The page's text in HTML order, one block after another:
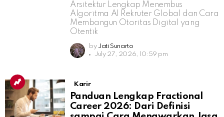
Arsitektur Lengkap Menembus
Algoritma AI Rekruter Global dan Cara
Membangun Otoritas Digital yang
Otentik
by Jati Sunarto
July 27, 2026, 10:59 pm
Karir
Panduan Lengkap Fractional
Career 2026: Dari Definisi